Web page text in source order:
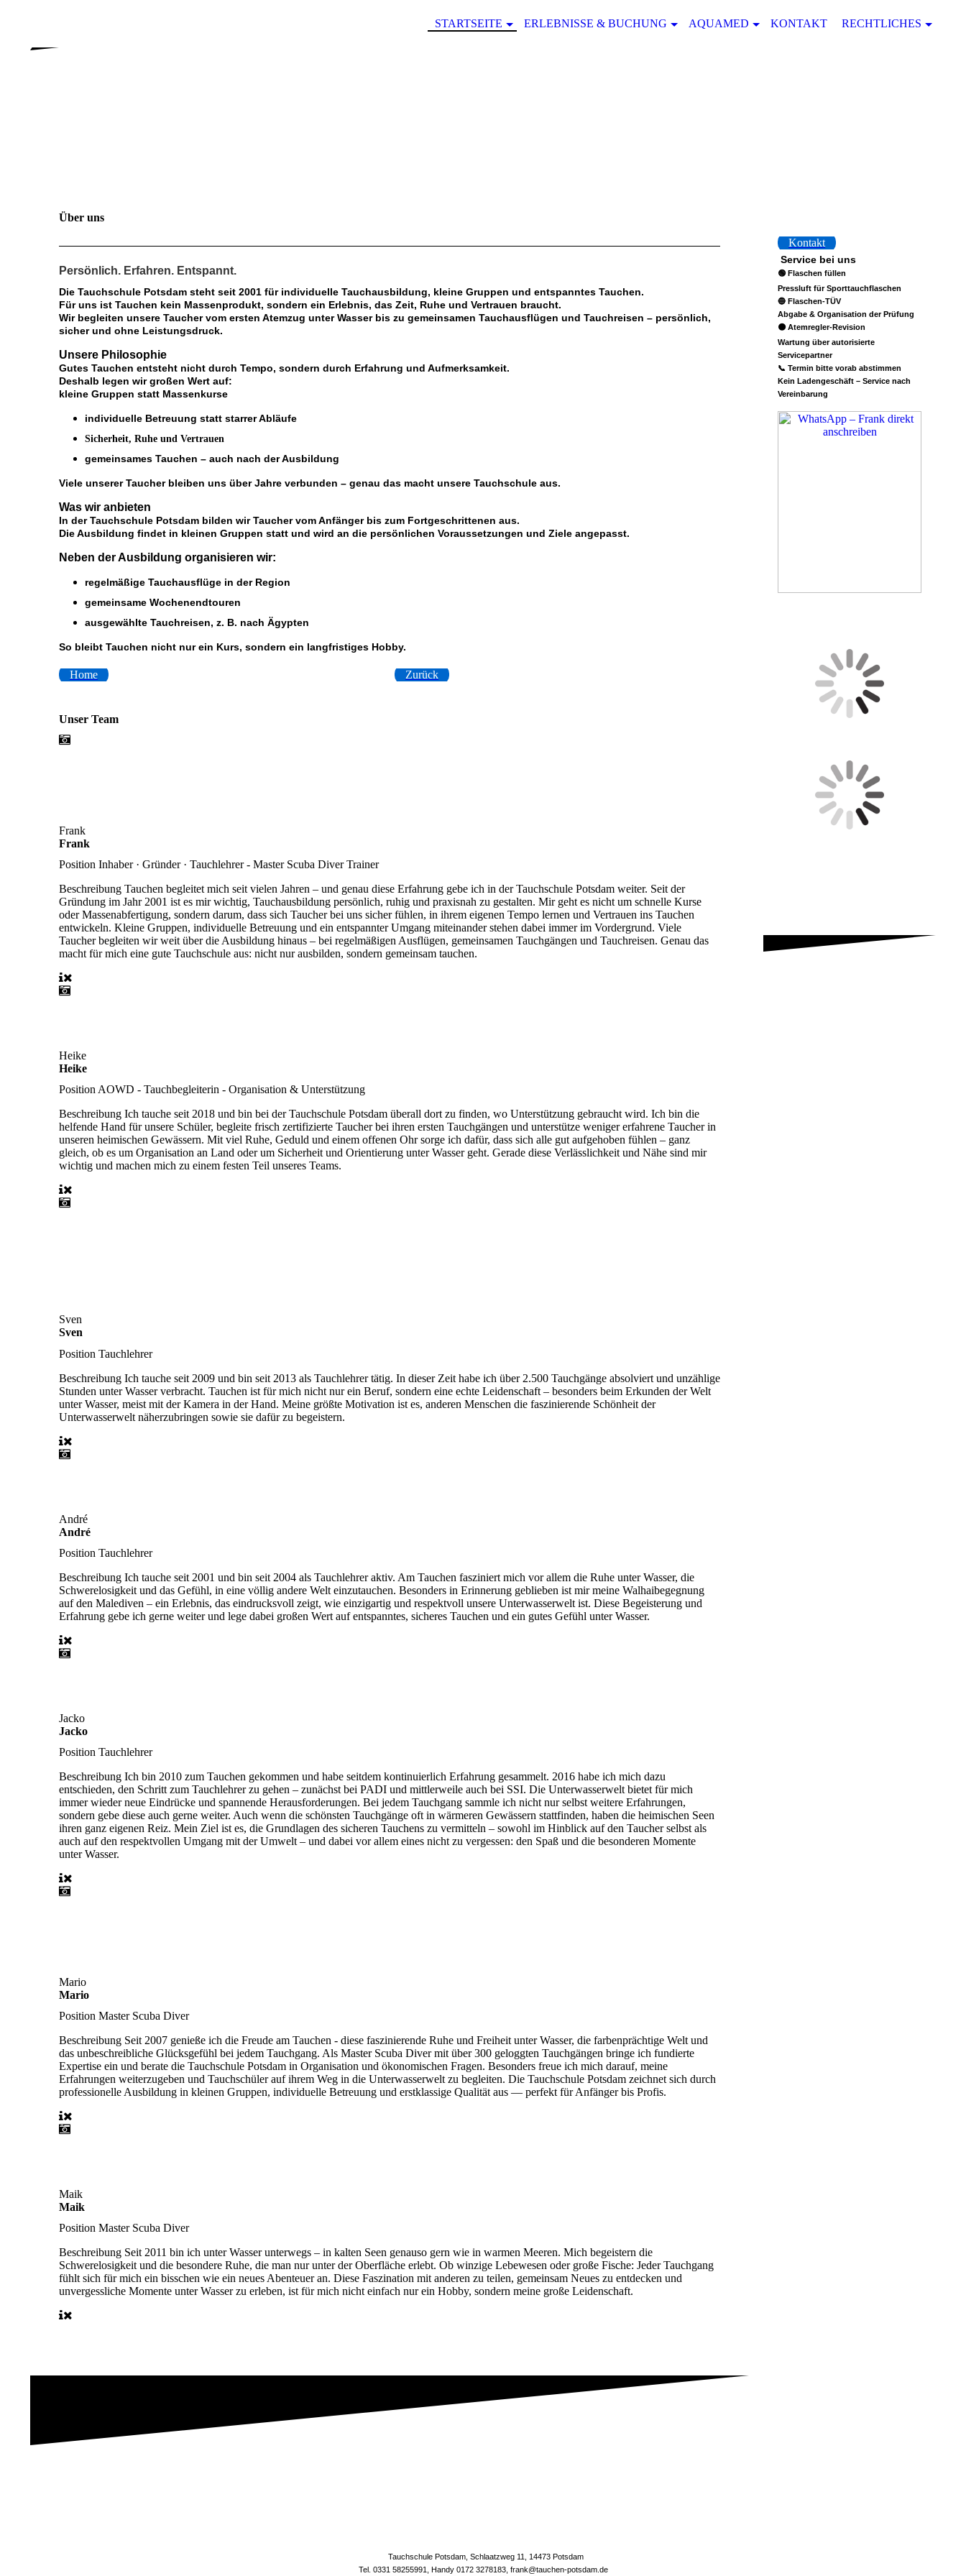
STARTSEITE ERLEBNISSE & BUCHUNG AQUAMED KONTAKT RECHTLICHES
Über uns
Persönlich. Erfahren. Entspannt.
Die Tauchschule Potsdam steht seit 2001 für individuelle Tauchausbildung, kleine Gruppen und entspanntes Tauchen.
Für uns ist Tauchen kein Massenprodukt, sondern ein Erlebnis, das Zeit, Ruhe und Vertrauen braucht.
Wir begleiten unsere Taucher vom ersten Atemzug unter Wasser bis zu gemeinsamen Tauchausflügen und Tauchreisen – persönlich,
sicher und ohne Leistungsdruck.
Unsere Philosophie
Gutes Tauchen entsteht nicht durch Tempo, sondern durch Erfahrung und Aufmerksamkeit.
Deshalb legen wir großen Wert auf:
kleine Gruppen statt Massenkurse
individuelle Betreuung statt starrer Abläufe
Sicherheit, Ruhe und Vertrauen
gemeinsames Tauchen – auch nach der Ausbildung
Viele unserer Taucher bleiben uns über Jahre verbunden – genau das macht unsere Tauchschule aus.
Was wir anbieten
In der Tauchschule Potsdam bilden wir Taucher vom Anfänger bis zum Fortgeschrittenen aus.
Die Ausbildung findet in kleinen Gruppen statt und wird an die persönlichen Voraussetzungen und Ziele angepasst.
Neben der Ausbildung organisieren wir:
regelmäßige Tauchausflüge in der Region
gemeinsame Wochenendtouren
ausgewählte Tauchreisen, z. B. nach Ägypten
So bleibt Tauchen nicht nur ein Kurs, sondern ein langfristiges Hobby.
Home Zurück
Unser Team
Frank
Frank
Position Inhaber · Gründer · Tauchlehrer - Master Scuba Diver Trainer
Beschreibung Tauchen begleitet mich seit vielen Jahren – und genau diese Erfahrung gebe ich in der Tauchschule Potsdam weiter. Seit der
Gründung im Jahr 2001 ist es mir wichtig, Tauchausbildung persönlich, ruhig und praxisnah zu gestalten. Mir geht es nicht um schnelle Kurse
oder Massenabfertigung, sondern darum, dass sich Taucher bei uns sicher fühlen, in ihrem eigenen Tempo lernen und Vertrauen ins Tauchen
entwickeln. Kleine Gruppen, individuelle Betreuung und ein entspannter Umgang miteinander stehen dabei immer im Vordergrund. Viele
Taucher begleiten wir weit über die Ausbildung hinaus – bei regelmäßigen Ausflügen, gemeinsamen Tauchgängen und Tauchreisen. Genau das
macht für mich eine gute Tauchschule aus: nicht nur ausbilden, sondern gemeinsam tauchen.
Heike
Heike
Position AOWD - Tauchbegleiterin - Organisation & Unterstützung
Beschreibung Ich tauche seit 2018 und bin bei der Tauchschule Potsdam überall dort zu finden, wo Unterstützung gebraucht wird. Ich bin die
helfende Hand für unsere Schüler, begleite frisch zertifizierte Taucher bei ihren ersten Tauchgängen und unterstütze weniger erfahrene Taucher in
unseren heimischen Gewässern. Mit viel Ruhe, Geduld und einem offenen Ohr sorge ich dafür, dass sich alle gut aufgehoben fühlen – ganz
gleich, ob es um Organisation an Land oder um Sicherheit und Orientierung unter Wasser geht. Gerade diese Verlässlichkeit und Nähe sind mir
wichtig und machen mich zu einem festen Teil unseres Teams.
Sven
Sven
Position Tauchlehrer
Beschreibung Ich tauche seit 2009 und bin seit 2013 als Tauchlehrer tätig. In dieser Zeit habe ich über 2.500 Tauchgänge absolviert und unzählige
Stunden unter Wasser verbracht. Tauchen ist für mich nicht nur ein Beruf, sondern eine echte Leidenschaft – besonders beim Erkunden der Welt
unter Wasser, meist mit der Kamera in der Hand. Meine größte Motivation ist es, anderen Menschen die faszinierende Schönheit der
Unterwasserwelt näherzubringen sowie sie dafür zu begeistern.
André
André
Position Tauchlehrer
Beschreibung Ich tauche seit 2001 und bin seit 2004 als Tauchlehrer aktiv. Am Tauchen fasziniert mich vor allem die Ruhe unter Wasser, die
Schwerelosigkeit und das Gefühl, in eine völlig andere Welt einzutauchen. Besonders in Erinnerung geblieben ist mir meine Walhaibegegnung
auf den Malediven – ein Erlebnis, das eindrucksvoll zeigt, wie einzigartig und respektvoll unsere Unterwasserwelt ist. Diese Begeisterung und
Erfahrung gebe ich gerne weiter und lege dabei großen Wert auf entspanntes, sicheres Tauchen und ein gutes Gefühl unter Wasser.
Jacko
Jacko
Position Tauchlehrer
Beschreibung Ich bin 2010 zum Tauchen gekommen und habe seitdem kontinuierlich Erfahrung gesammelt. 2016 habe ich mich dazu
entschieden, den Schritt zum Tauchlehrer zu gehen – zunächst bei PADI und mittlerweile auch bei SSI. Die Unterwasserwelt bietet für mich
immer wieder neue Eindrücke und spannende Herausforderungen. Bei jedem Tauchgang sammle ich nicht nur selbst weitere Erfahrungen,
sondern gebe diese auch gerne weiter. Auch wenn die schönsten Tauchgänge oft in wärmeren Gewässern stattfinden, haben die heimischen Seen
ihren ganz eigenen Reiz. Mein Ziel ist es, die Grundlagen des sicheren Tauchens zu vermitteln – sowohl im Hinblick auf den Taucher selbst als
auch auf den respektvollen Umgang mit der Umwelt – und dabei vor allem eines nicht zu vergessen: den Spaß und die besonderen Momente
unter Wasser.
Mario
Mario
Position Master Scuba Diver
Beschreibung Seit 2007 genieße ich die Freude am Tauchen - diese faszinierende Ruhe und Freiheit unter Wasser, die farbenprächtige Welt und
das unbeschreibliche Glücksgefühl bei jedem Tauchgang. Als Master Scuba Diver mit über 300 geloggten Tauchgängen bringe ich fundierte
Expertise ein und berate die Tauchschule Potsdam in Organisation und ökonomischen Fragen. Besonders freue ich mich darauf, meine
Erfahrungen weiterzugeben und Tauchschüler auf ihrem Weg in die Unterwasserwelt zu begleiten. Die Tauchschule Potsdam zeichnet sich durch
professionelle Ausbildung in kleinen Gruppen, individuelle Betreuung und erstklassige Qualität aus — perfekt für Anfänger bis Profis.
Maik
Maik
Position Master Scuba Diver
Beschreibung Seit 2011 bin ich unter Wasser unterwegs – in kalten Seen genauso gern wie in warmen Meeren. Mich begeistern die
Schwerelosigkeit und die besondere Ruhe, die man nur unter der Oberfläche erlebt. Ob winzige Lebewesen oder große Fische: Jeder Tauchgang
fühlt sich für mich ein bisschen wie ein neues Abenteuer an. Diese Faszination mit anderen zu teilen, gemeinsam Neues zu entdecken und
unvergessliche Momente unter Wasser zu erleben, ist für mich nicht einfach nur ein Hobby, sondern meine große Leidenschaft.
Kontakt
Service bei uns
🟢 Flaschen füllen
Pressluft für Sporttauchflaschen
🔵 Flaschen-TÜV
Abgabe & Organisation der Prüfung
🟠 Atemregler-Revision
Wartung über autorisierte
Servicepartner
📞 Termin bitte vorab abstimmen
Kein Ladengeschäft – Service nach
Vereinbarung
Tauchschule Potsdam, Schlaatzweg 11, 14473 Potsdam
Tel. 0331 58255991, Handy 0172 3278183, frank@tauchen-potsdam.de